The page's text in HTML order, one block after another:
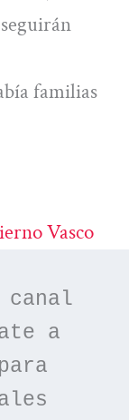
familias
Vasco
canal
a